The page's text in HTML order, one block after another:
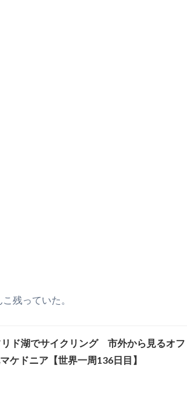
残っていた。
リド湖でサイクリング 市外から見るオフ
ケドニア【世界一周136日目】